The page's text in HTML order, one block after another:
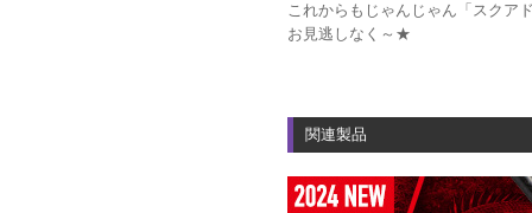
これからもじゃんじゃん「スクア
お見逃しなく～★
関連製品